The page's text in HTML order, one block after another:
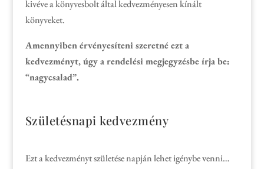
kivéve a könyvesbolt által kedvezményesen kínált
könyveket.
Amennyiben érvényesíteni szeretné ezt a
kedvezményt, úgy a rendelési megjegyzésbe írja be:
“nagycsalad”.
Születésnapi kedvezmény
Ezt a kedvezményt születése napján lehet igénybe venni…